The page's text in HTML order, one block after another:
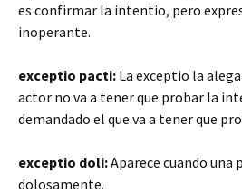
es confirmar la intentio, pero
inoperante.
exceptio pacti: La exceptio la
actor no va a tener que probar la
demandado el que va a tener que
exceptio doli:Aparece cuando una
dolosamente.